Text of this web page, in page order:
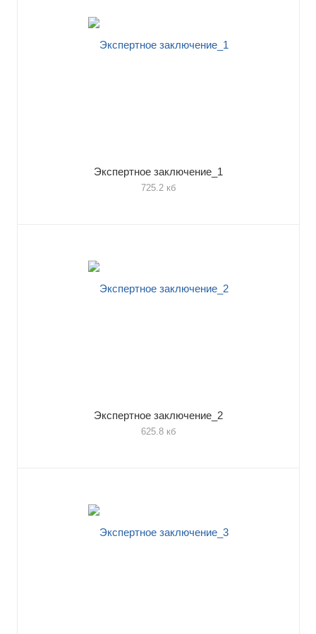
Экспертное заключение_1
725.2 кб
Экспертное заключение_2
625.8 кб